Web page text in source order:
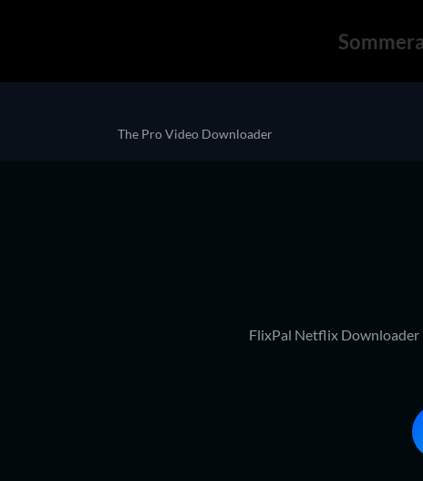
The Pro Video Downloader
FlixPal Netflix